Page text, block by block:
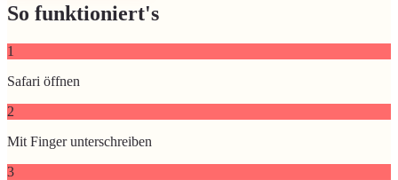
So funktioniert's
1
Safari öffnen
2
Mit Finger unterschreiben
3